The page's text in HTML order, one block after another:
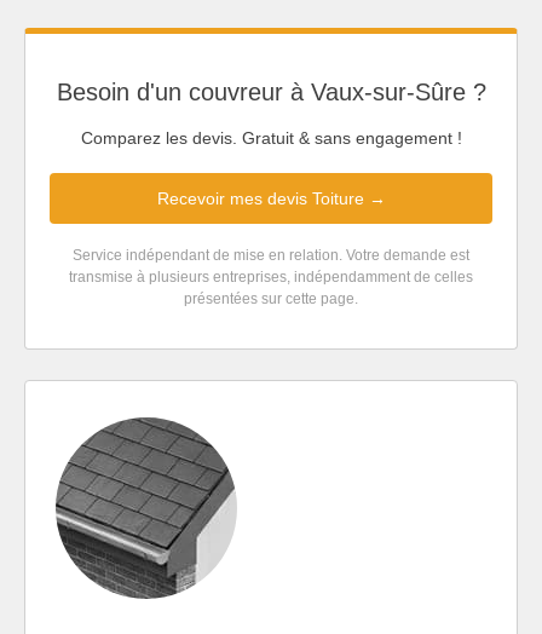
Besoin d'un couvreur à Vaux-sur-Sûre ?
Comparez les devis. Gratuit & sans engagement !
Recevoir mes devis Toiture →
Service indépendant de mise en relation. Votre demande est
transmise à plusieurs entreprises, indépendamment de celles
présentées sur cette page.